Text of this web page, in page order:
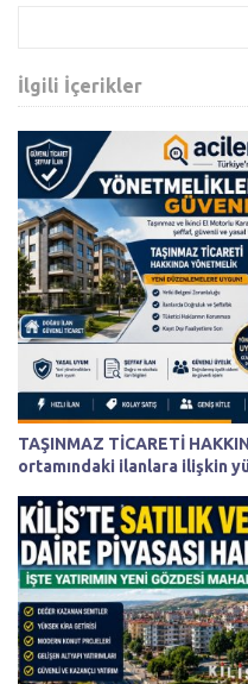
İlgili İçerikler
TAŞINMAZ TİCARETİ
ortamındaki ilanlara ilişkin